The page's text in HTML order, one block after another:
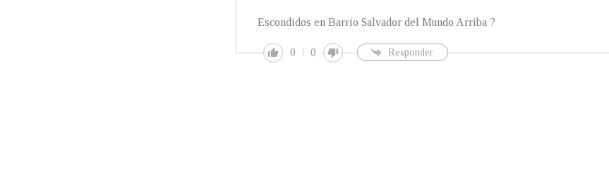
Escondidos en Barrio Salvador del Mundo Arriba ?
0 0 Responder